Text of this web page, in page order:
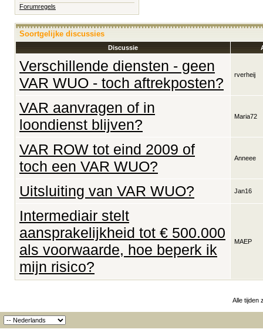
Forumregels
Soortgelijke discussies
Discussie
Verschillende diensten - geen
VAR WUO - toch aftrekposten?
rverheij
VAR aanvragen of in
loondienst blijven?
Maria72
VAR ROW tot eind 2009 of
toch een VAR WUO?
Anneee
Uitsluiting van VAR WUO? Jan16
Intermediair stelt
aansprakelijkheid tot € 500.000
als voorwaarde, hoe beperk ik
mijn risico?
MAEP
Alle tijden